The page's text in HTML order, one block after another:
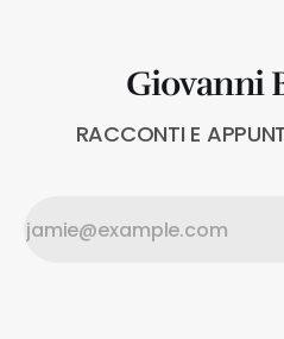
Giovanni
RACCONTI E